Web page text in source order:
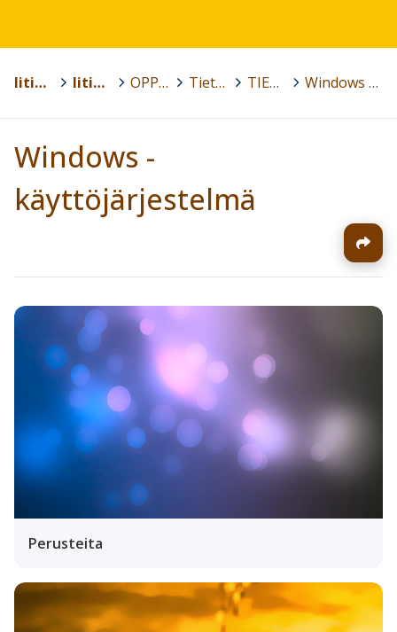
Iitin kunta Iitin lukio > OPPIAINEET > Tietotekniikka > TIE1 - Lukiolaisen digitaidot > Windows -käyttöjärjestelmä
Windows -
käyttöjärjestelmä
Perusteita